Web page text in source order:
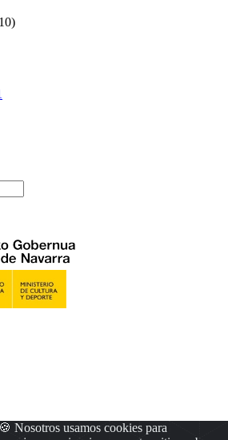
🍪 Nosotros usamos cookies para